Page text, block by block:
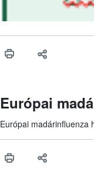
Európai
Európai madárinfluenza